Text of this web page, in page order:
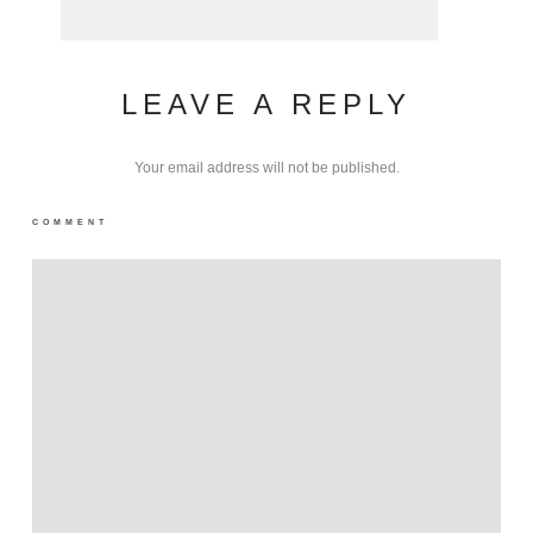
LEAVE A REPLY
Your email address will not be published.
COMMENT